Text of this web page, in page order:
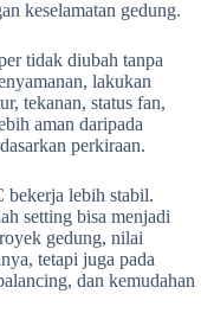
keselamatan gedung.
tidak diubah tanpa
lakukan
tekanan, status fan,
aman daripada
perkiraan.
bekerja lebih stabil.
setting bisa menjadi
gedung, nilai
tetapi juga pada
dan kemudahan